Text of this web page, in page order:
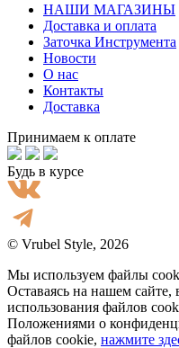
НАШИ МАГАЗИНЫ
Доставка и оплата
Заточка Инструмента
Новости
О нас
Контакты
Доставка
Принимаем к оплате
Будь в курсе
© Vrubel Style, 2026
Мы используем файлы
Оставаясь на нашем сайте,
использования файлов
Положениями о
файлов cookie, нажмите